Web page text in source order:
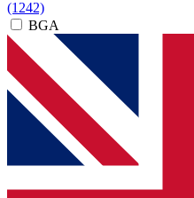
(1242)
BGA